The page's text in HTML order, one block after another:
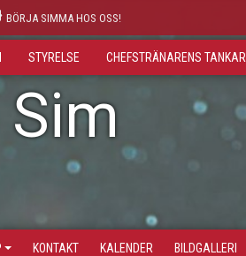
BÖRJA SIMMA HOS OSS!
STYRELSE CHEFSTRÄNARENS TANKAR
KONTAKT KALENDER BILDGALLERI